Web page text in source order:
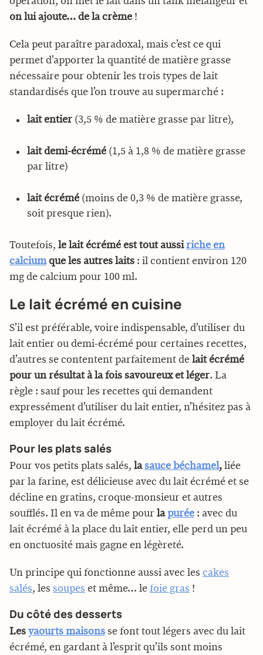
on lui ajoute… de la crème !
Cela peut paraître paradoxal, mais c’est ce qui
permet d’apporter la quantité de matière grasse
nécessaire pour obtenir les trois types de lait
standardisés que l’on trouve au supermarché :
lait entier (3,5 % de matière grasse par litre),
lait demi-écrémé (1,5 à 1,8 % de matière grasse
par litre)
lait écrémé (moins de 0,3 % de matière grasse,
soit presque rien).
Toutefois, le lait écrémé est tout aussiriche en
calciumque les autres laits : il contient environ 120
mg de calcium pour 100 ml.
Le lait écrémé en cuisine
S’il est préférable, voire indispensable, d’utiliser du
lait entier ou demi-écrémé pour certaines recettes,
d’autres se contentent parfaitement de lait écrémé
pour un résultat à la fois savoureux et léger. La
règle : sauf pour les recettes qui demandent
expressément d’utiliser du lait entier, n’hésitez pas à
employer du lait écrémé.
Pour les plats salés
Pour vos petits plats salés, la sauce béchamel, liée
par la farine, est délicieuse avec du lait écrémé et se
décline en gratins, croque-monsieur et autres
soufflés. Il en va de même pour lapurée : avec du
lait écrémé à la place du lait entier, elle perd un peu
en onctuosité mais gagne en légèreté.
Un principe qui fonctionne aussi avec les cakes
salés, les soupes et même… le foie gras !
Du côté des desserts
Les yaourts maisons se font tout légers avec du lait
écrémé, en gardant à l’esprit qu’ils sont moins